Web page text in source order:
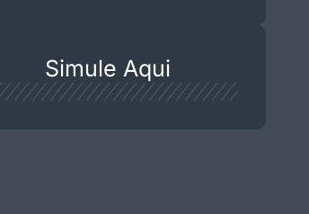
Simule Aqui